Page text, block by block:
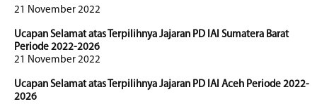
21 November 2022
Ucapan Selamat atas Terpilihnya Jajaran PD IAI Sumatera Barat
Periode 2022-2026
21 November 2022
Ucapan Selamat atas Terpilihnya Jajaran PD IAI Aceh Periode 2022-
2026